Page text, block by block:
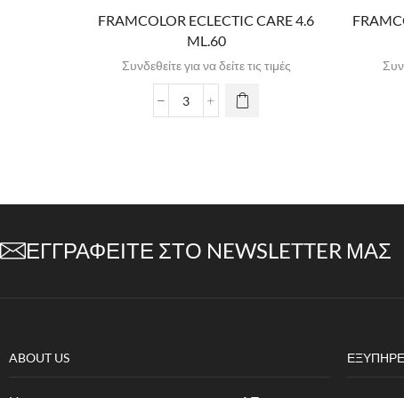
FRAMCOLOR ECLECTIC CARE 4.6
ML.60
Συνδεθείτε για να δείτε τις τιμές
ΕΓΓΡΑΦΕΊΤΕ ΣΤΟ NEWSLETTER ΜΑΣ
ABOUT US